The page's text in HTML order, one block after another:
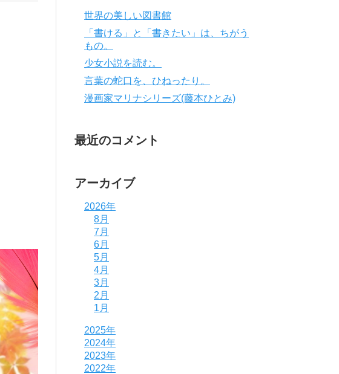
世界の美しい図書館
「書ける」と「書きたい」は、ちがう
もの。
少女小説を読む。
言葉の蛇口を、ひねったり。
漫画家マリナシリーズ(藤本ひとみ)
最近のコメント
アーカイブ
2026年
8月
7月
6月
5月
4月
3月
2月
1月
2025年
2024年
2023年
2022年